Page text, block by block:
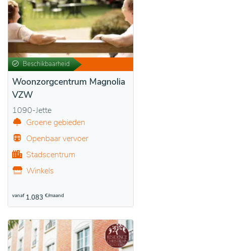
Beschikbaarheid
Woonzorgcentrum Magnolia
VZW
1090-Jette
Groene gebieden
Openbaar vervoer
Stadscentrum
Winkels
vanaf 1.083 €/maand